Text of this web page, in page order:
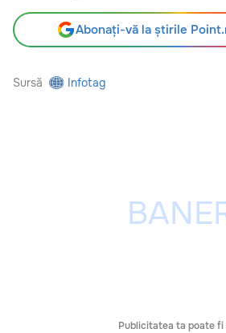
Abonați-vă la știrile
Sursă Infotag
Publicitatea ta poate fi